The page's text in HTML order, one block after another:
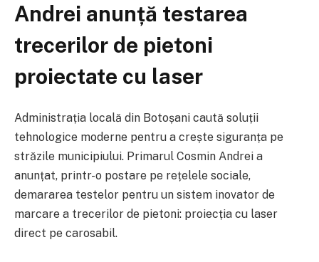
Andrei anunță testarea
trecerilor de pietoni
proiectate cu laser
Administrația locală din Botoșani caută soluții
tehnologice moderne pentru a crește siguranța pe
străzile municipiului. Primarul Cosmin Andrei a
anunțat, printr-o postare pe rețelele sociale,
demararea testelor pentru un sistem inovator de
marcare a trecerilor de pietoni: proiecția cu laser
direct pe carosabil.